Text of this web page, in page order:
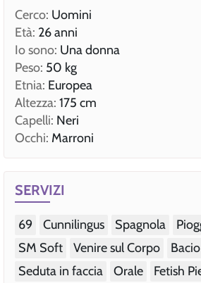
Cerco: Uomini
Età: 26 anni
Io sono: Una donna
Peso: 50 kg
Etnia: Europea
Altezza: 175 cm
Capelli: Neri
Occhi: Marroni
SERVIZI
69 Cunnilingus Spagnola
SM Soft
Venire sul Corpo
Seduta in faccia
Orale Fetish